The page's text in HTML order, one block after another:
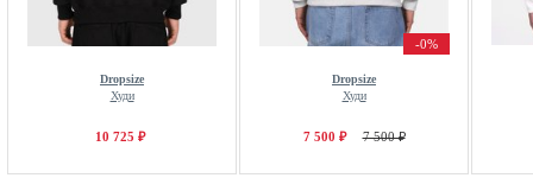
Dropsize
Худи
10 725 ₽
-0%
Dropsize
Худи
7 500 ₽ 7 500 ₽